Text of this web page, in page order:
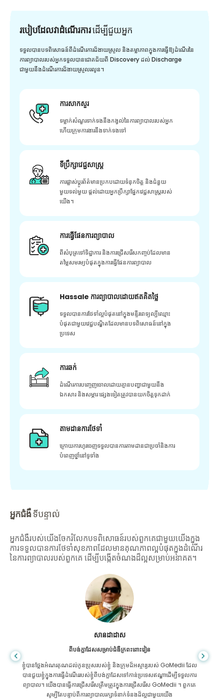
របៀបដែលវាដំណើរការដើម្បី​ជួយ​អ្នក
ទទួលបានបទពិសោធន៍ពីដំណើរការដ៏ងាយស្រួល និងតម្លាភាពក្នុងការធ្វើឱ្យដំណើរនៃ
ការព្យាបាលរបស់អ្នកទទួលបានជោគជ័យពី Discovery ដល់ Discharge
ជាមួយនឹងដំណើរការដ៏ងាយស្រួលរលូន។
ការសាកសួរ
ទម្លាក់សំណួរទាក់ទងនឹងកង្វល់នៃការព្យាបាលរបស់អ្នក
ហើយក្រុមការងារនឹងទាក់ទងទៅ
ទីប្រឹក្សាវេជ្ជសាស្ត្រ
ការផ្លាស់ប្តូរព័ត៌មានប្រកបដោយទំនុកចិត្ត និងជំនួយ
មួយទល់មួយ ផ្តល់ដោយអ្នកប្រឹក្សាផ្នែកវេជ្ជសាស្រ្តរបស់
យើង។
ការធ្វើផែនការព្យាបាល
ពីសំបុត្រទៅទិដ្ឋាការ និងការជ្រើសរើសកញ្ចប់ដែលមាន
តម្លៃសមរម្យបំផុតក្នុងការធ្វើផែនការព្យាបាល
Hassale ការព្យាបាលដោយឥតគិតថ្លៃ
ទទួលបានការថែទាំល្អបំផុតនៅក្នុងមន្ទីរពេទ្យល្បីឈ្មោះ
បំផុតជាមួយវេជ្ជបណ្ឌិតដែលមានបទពិសោធន៍នៅក្នុង
ប្រទេស
ការឆក់
ដំណើរការបញ្ចេញចោលដោយគ្មានបញ្ហាជាមួយនឹង
ឯកសារ និងសម្ភារៈផ្សេងទៀតត្រូវបានយកចិត្តទុកដាក់
តាមដានការថែទាំ
ក្រោយ​ការ​ហូរ​ចេញ​ទទួល​បាន​ការ​តាមដាន​ជា​ប្រចាំ​និង​ការ​
បំពេញ​ថ្នាំ​នៅ​ទូទាំង​
អ្នកជំងឺទីបន្ទាល់
អ្នកជំងឺរបស់យើងចែករំលែកបទពិសោធន៍របស់ពួកគេជាមួយយើងក្នុង
ការទទួលបានការថែទាំសុខភាពដែលមានគុណភាពល្អបំផុតក្នុងដំណើរ
នៃការព្យាបាលរបស់ពួកគេ ដើម្បីបង្កើតចំណងដ៏ល្អសម្រាប់អនាគត។
សានដាដាស
ពីបង់ក្លាដែសសម្រាប់ជំងឺក្រពះពោះវៀន
ខ្ញុំបានថ្លែងអំណរគុណដល់កូនប្រុសរបស់ខ្ញុំ និងក្រុមដ៏អស្ចារ្យរបស់ GoMedii ដែល
បានជួយខ្ញុំក្នុងការធ្វើដំណើររបស់ខ្ញុំពីបង់ក្លាដែសទៅកាន់ប្រទេសឥណ្ឌាដើម្បីទទួលការ
ព្យាបាល។ យើងបានធ្វើការជ្រើសរើសត្រឹមត្រូវក្នុងការជ្រើសរើស GoMedii ។ ពួកគេ
សូម្បីតែបន្ទាប់ពីការព្យាបាលរក្សាទំនាក់ទំនងដ៏ល្អជាមួយយើង